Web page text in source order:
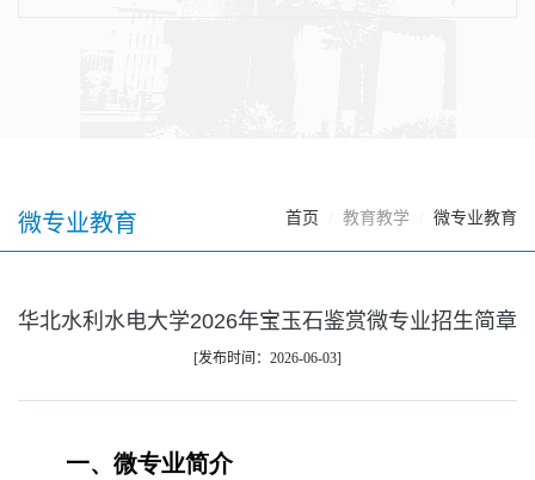
微专业教育 首页 教育教学 微专业教育
华北水利水电大学2026年宝玉石鉴赏微专业招生简章
[发布时间：2026-06-03]
一、微专业简介